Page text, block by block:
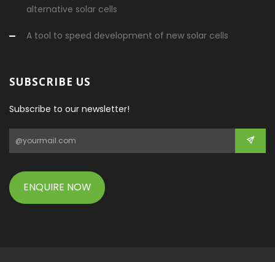
alternative solar cells
A tool to speed development of new solar cells
SUBSCRIBE US
Subscribe to our newsletter!
ENQUIRE NOW